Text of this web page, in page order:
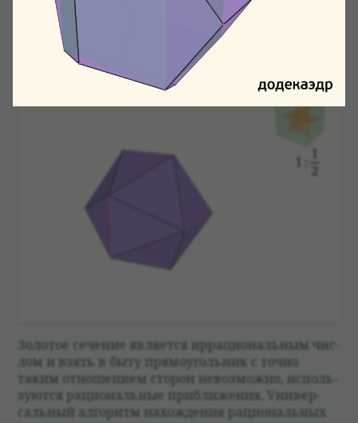
Золо­тое сече­ние явля­ется ирраци­о­наль­ным чис­
лом и взять в быту прямо­уголь­ник с точно
таким отноше­нием сто­рон невозможно, исполь­
зуются раци­о­наль­ные при­ближе­ния. Уни­вер­
саль­ный алго­ритм нахож­де­ния раци­о­наль­ных